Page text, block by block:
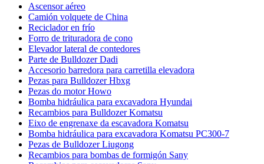
Ascensor aéreo
Camión volquete de China
Reciclador en frío
Forro de trituradora de cono
Elevador lateral de contedores
Parte de Bulldozer Dadi
Accesorio barredora para carretilla elevadora
Pezas para Bulldozer Hbxg
Pezas do motor Howo
Bomba hidráulica para excavadora Hyundai
Recambios para Bulldozer Komatsu
Eixo de engrenaxe da escavadora Komatsu
Bomba hidráulica para excavadora Komatsu PC300-7
Pezas de Bulldozer Liugong
Recambios para bombas de formigón Sany